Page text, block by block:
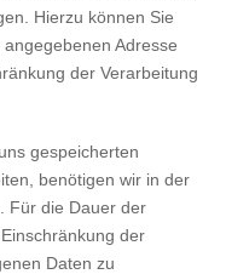
Hierzu können Sie
Adresse
der Verarbeitung
gespeicherten
benötigen wir in der
Für die Dauer der
der
Daten zu